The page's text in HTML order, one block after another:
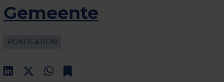
Gemeente
PUBLICATION